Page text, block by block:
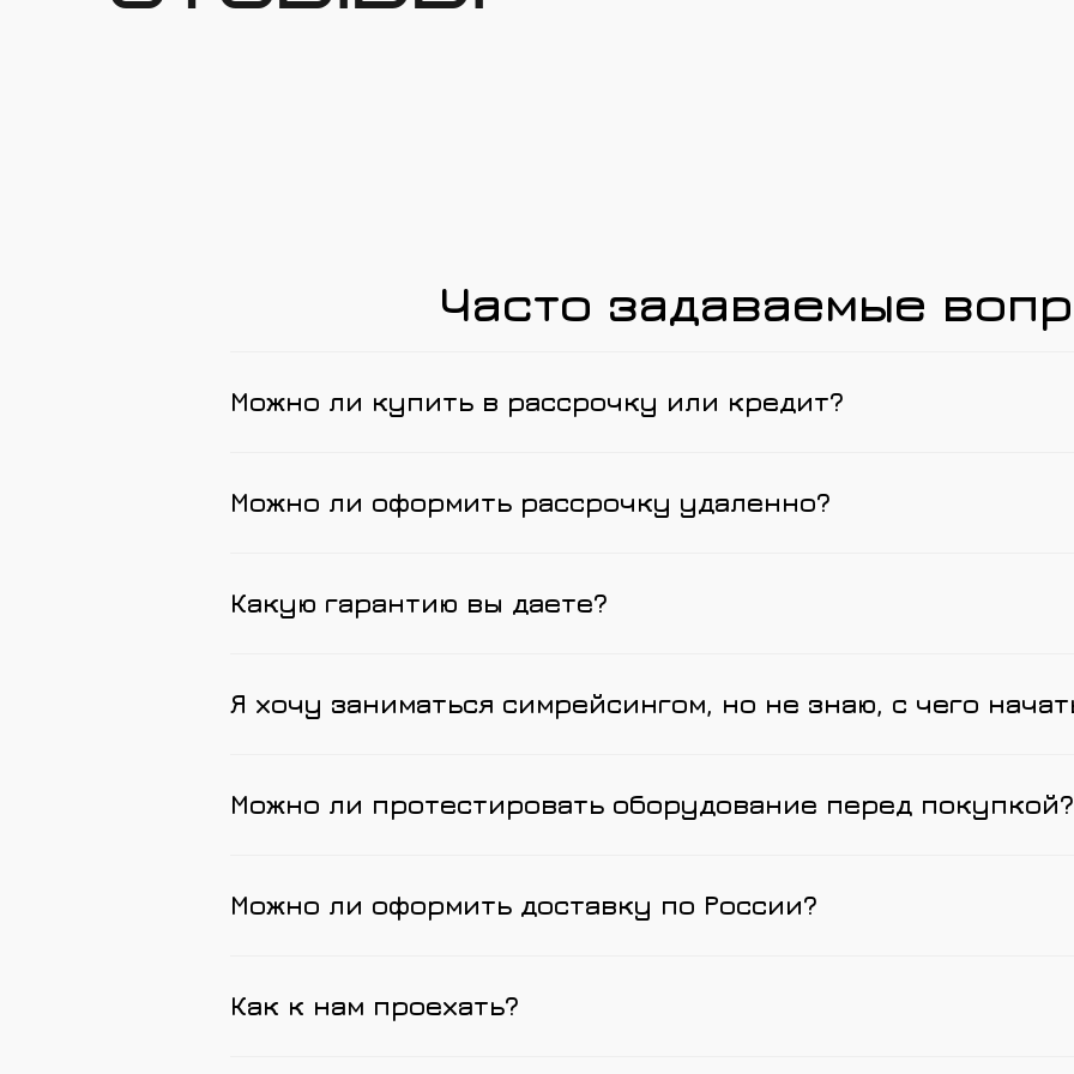
Часто задаваемые
Можно ли купить в рассрочку или кредит?
Можно ли оформить рассрочку удаленно?
Какую гарантию вы даете?
Я хочу заниматься симрейсингом, но не знаю, с чего
Можно ли протестировать оборудование перед покупкой?
Можно ли оформить доставку по России?
Как к нам проехать?